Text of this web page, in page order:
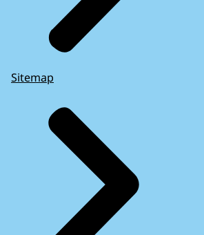
Sitemap